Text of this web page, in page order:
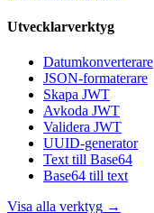
Utvecklarverktyg
Datumkonverterare
JSON-formaterare
Skapa JWT
Avkoda JWT
Validera JWT
UUID-generator
Text till Base64
Base64 till text
Visa alla verktyg →